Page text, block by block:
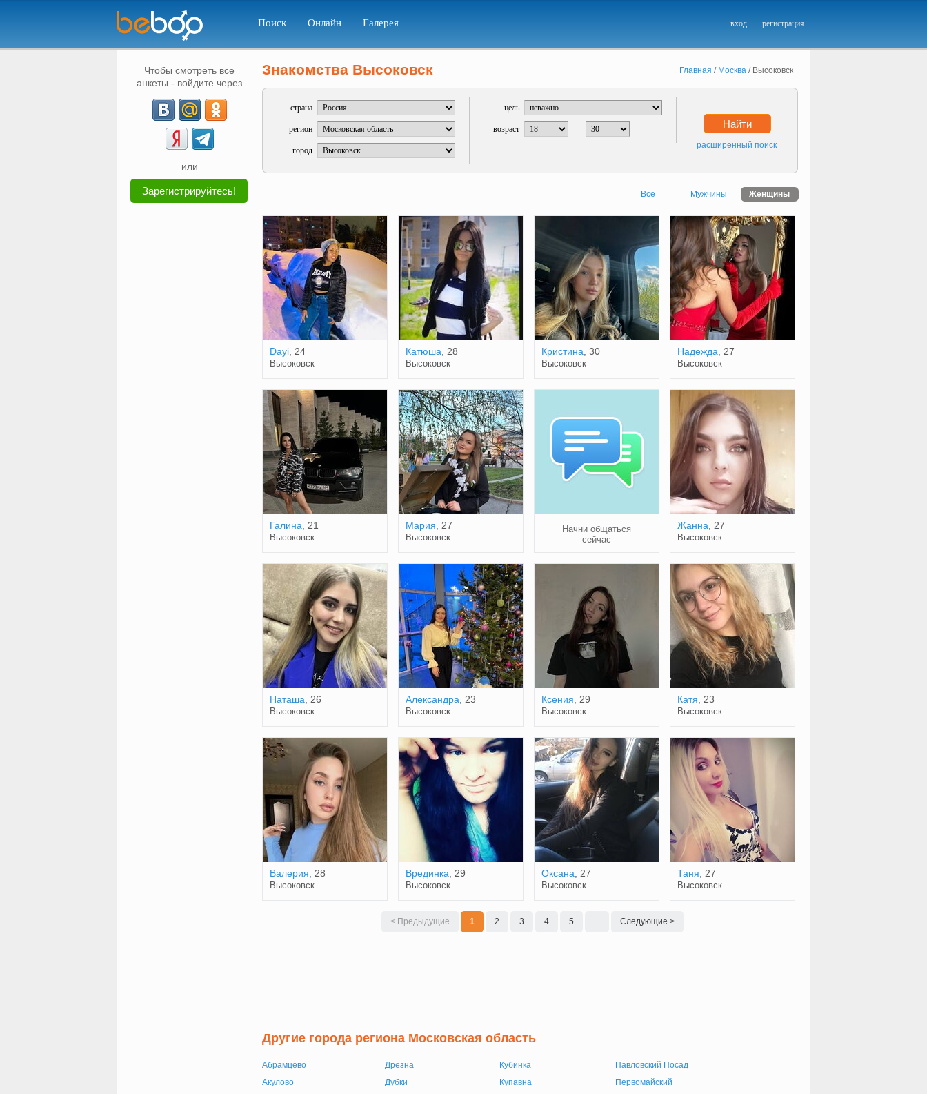
Поиск Онлайн Галерея вход регистрация
Чтобы смотреть все
анкеты - войдите через
или
Зарегистрируйтесь!
Знакомства Высоковск Главная / Москва/ Высоковск
страна
регион
город
цель
возраст — Найти
расширенный поиск
Все Мужчины Женщины
Dayi, 24
Высоковск
Катюша , 28
Высоковск
Кристина , 30
Высоковск
Надежда , 27
Высоковск
Галина , 21
Высоковск
Мария , 27
Высоковск
Начни общаться
сейчас
Жанна , 27
Высоковск
Наташа , 26
Высоковск
Александра , 23
Высоковск
Ксения , 29
Высоковск
Катя , 23
Высоковск
Валерия , 28
Высоковск
Врединка , 29
Высоковск
Оксана , 27
Высоковск
Таня , 27
Высоковск
< Предыдущие 1 2 3 4 5 ... Следующие >
Другие города региона Московская область
Абрамцево
Акулово
Дрезна
Дубки
Кубинка
Купавна
Павловский Посад
Первомайский